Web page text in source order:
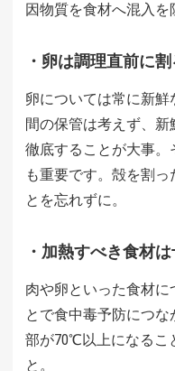
因物質を食材へ混入を
・卵は調理直前に
卵については常に新
間の保管は考えず、
徹底することが大事。
も重要です。殻を割
とを忘れずに。
・加熱すべき食材
肉や卵といった食材
とで食中毒予防につ
部が70℃以上になるこ
と。